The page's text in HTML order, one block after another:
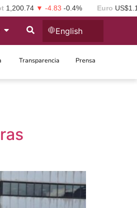
1,200.74 ▼ -4.83 -0.4% Euro
English
Transparencia Prensa